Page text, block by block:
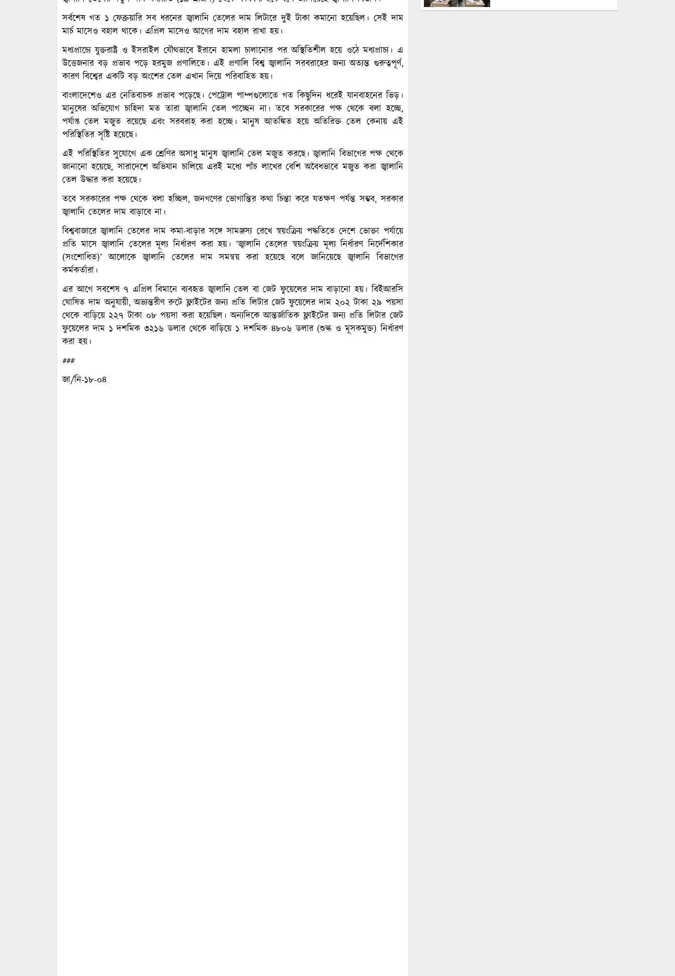
সর্বশেষ গত ১ ফেব্রুয়ারি সব ধরনের জ্বালানি তেলের দাম লিটারে দুই টাকা কমানো হয়েছিল। সেই দাম
মার্চ মাসেও বহাল থাকে। এপ্রিল মাসেও আগের দাম বহাল রাখা হয়।
মধ্যপ্রাচ্যে যুক্তরাষ্ট্র ও ইসরাইল যৌথভাবে ইরানে‌ হামলা চালানোর পর অস্থিতিশীল হয়ে ওঠে মধ্যপ্রাচ্য। এ
উত্তেজনার বড় প্রভাব পড়ে হরমুজ প্রণালিতে। এই প্রণালি বিশ্ব জ্বালানি সরবরাহের জন্য অত্যন্ত গুরুত্বপূর্ণ,
কারণ বিশ্বের একটি বড় অংশের তেল এখান দিয়ে পরিবাহিত হয়।
বাংলাদেশেও এর নেতিবাচক প্রভাব পড়েছে। পেট্রোল পাম্পগুলোতে গত কিছুদিন ধরেই যানবাহনের ভিড়।
মানুষের অভিযোগ চাহিদা মত তারা জ্বালানি তেল পাচ্ছেন না। তবে সরকারের পক্ষ থেকে বলা হচ্ছে,
পর্যাপ্ত তেল মজুত রয়েছে এবং সরবরাহ করা হচ্ছে। মানুষ আতঙ্কিত হয়ে অতিরিক্ত তেল কেনায় এই
পরিস্থিতির সৃষ্টি হয়েছে।
এই পরিস্থিতির সুযোগে এক শ্রেণির অসাধু মানুষ জ্বালানি তেল মজুত করছে। জ্বালানি বিভাগের পক্ষ থেকে
জানানো হয়েছে, সারাদেশে অভিযান চালিয়ে এরই মধ্যে পাঁচ লাখের বেশি অবৈধভাবে মজুত করা জ্বালানি
তেল উদ্ধার করা হয়েছে।
তবে সরকারের পক্ষ থেকে বলা হচ্ছিল, জনগণের ভোগান্তির কথা চিন্তা করে যতক্ষণ পর্যন্ত সম্ভব, সরকার
জ্বালানি তেলের দাম বাড়াবে না।
বিশ্ববাজারে জ্বালানি তেলের দাম কমা-বাড়ার সঙ্গে সামঞ্জস্য রেখে স্বয়ংক্রিয় পদ্ধতিতে দেশে ভোক্তা পর্যায়ে
প্রতি মাসে জ্বালানি তেলের মূল্য নির্ধারণ করা হয়। ‘জ্বালানি তেলের স্বয়ংক্রিয় মূল্য নির্ধারণ নির্দেশিকার
(সংশোধিত)’ আলোকে জ্বালানি তেলের দাম সমন্বয় করা হয়েছে বলে জানিয়েছে জ্বালানি বিভাগের
কর্মকর্তারা।
এর আগে সবশেষ ৭ এপ্রিল বিমানে ব্যবহৃত জ্বালানি তেল বা জেট ফুয়েলের দাম বাড়ানো হয়। বিইআরসি
ঘোষিত দাম অনুযায়ী, অভ্যন্তরীণ রুটে ফ্লাইটের জন্য প্রতি লিটার জেট ফুয়েলের দাম ২০২ টাকা ২৯ পয়সা
থেকে বাড়িয়ে ২২৭ টাকা ০৮ পয়সা করা হয়েছিল। অন্যদিকে আন্তর্জাতিক ফ্লাইটের জন্য প্রতি লিটার জেট
ফুয়েলের দাম ১ দশমিক ৩২১৬ ডলার থেকে বাড়িয়ে ১ দশমিক ৪৮০৬ ডলার (শুল্ক ও মূসকমুক্ত) নির্ধারণ
করা হয়।
###
জা/নি-১৮-০৪